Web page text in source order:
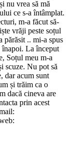
nu vrea să mă
ce s-a întâmplat.
m-a făcut să-
vrăji peste soțul
părăsit .. mi-a spus
înapoi. La început
Soțul meu m-a
scuze. Nu pot să
dar acum sunt
și trăim ca o
dacă cineva are
prin acest